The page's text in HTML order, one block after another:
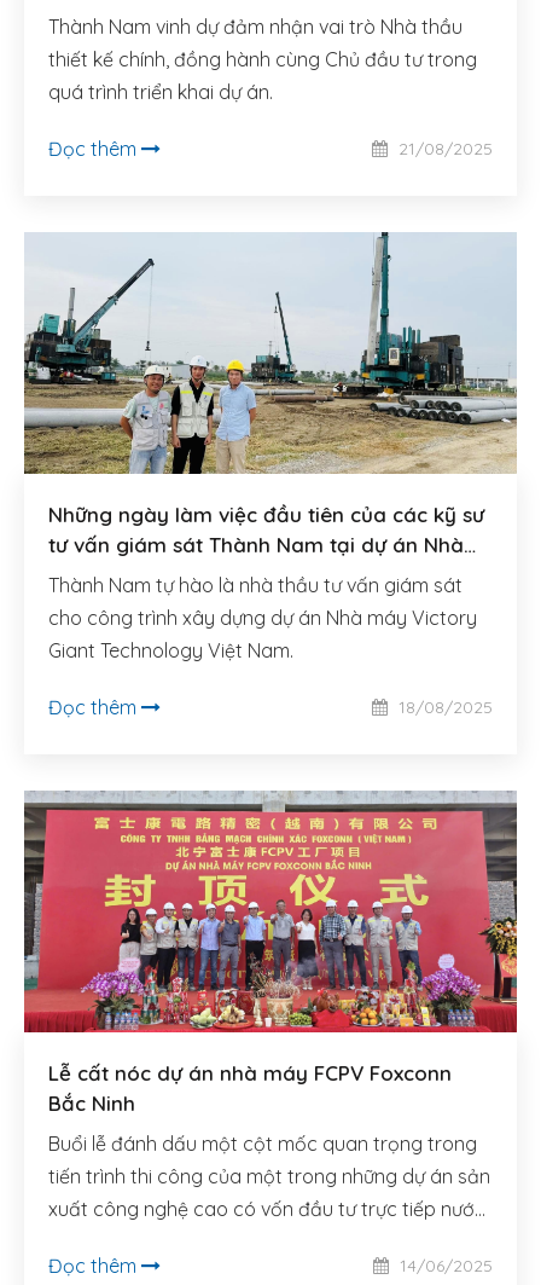
Nam)
Thành Nam vinh dự đảm nhận vai trò Nhà thầu
thiết kế chính, đồng hành cùng Chủ đầu tư trong
quá trình triển khai dự án.
Đọc thêm 21/08/2025
Những ngày làm việc đầu tiên của các kỹ sư
tư vấn giám sát Thành Nam tại dự án Nhà
máy của Tập đoàn Victory Giant Technology
Thành Nam tự hào là nhà thầu tư vấn giám sát
cho công trình xây dựng dự án Nhà máy Victory
Giant Technology Việt Nam.
Đọc thêm 18/08/2025
Lễ cất nóc dự án nhà máy FCPV Foxconn
Bắc Ninh
Buổi lễ đánh dấu một cột mốc quan trọng trong
tiến trình thi công của một trong những dự án sản
xuất công nghệ cao có vốn đầu tư trực tiếp nước
năm 2024–2025.
Đọc thêm 14/06/2025